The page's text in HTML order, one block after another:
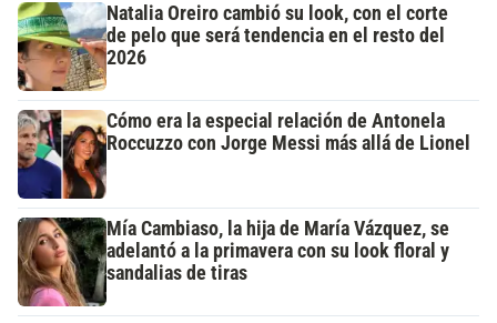
Natalia Oreiro cambió su look, con el corte
de pelo que será tendencia en el resto del
2026
Cómo era la especial relación de Antonela
Roccuzzo con Jorge Messi más allá de Lionel
Mía Cambiaso, la hija de María Vázquez, se
adelantó a la primavera con su look floral y
sandalias de tiras